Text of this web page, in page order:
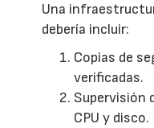
Una
debería incluir:
Copias de
verificadas.
Supervisión
CPU y disco.